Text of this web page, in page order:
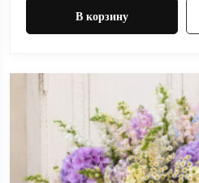
В корзину